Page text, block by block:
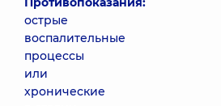
острые
воспалительные
процессы
или
хронические